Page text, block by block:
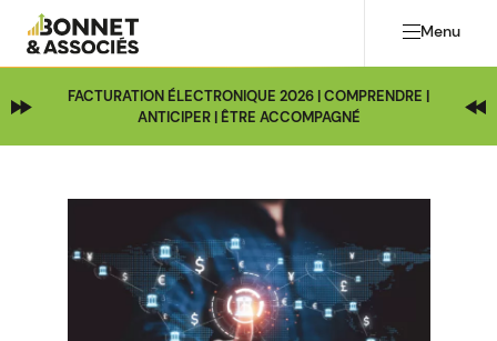
Menu
FACTURATION ÉLECTRONIQUE 2026 | COMPRENDRE |
ANTICIPER | ÊTRE ACCOMPAGNÉ